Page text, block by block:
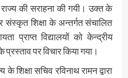
की सराहना की गयी। उक्त के
संस्कृत शिक्षा के अन्तर्गत संचालित
प्राप्त विद्यालयों को केन्द्रीय
पर विचार किया गया।
शिक्षा सचिव रविनाथ रामन द्वारा